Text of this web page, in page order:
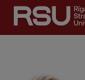
Pārlekt
galveno
saturu
Latviski